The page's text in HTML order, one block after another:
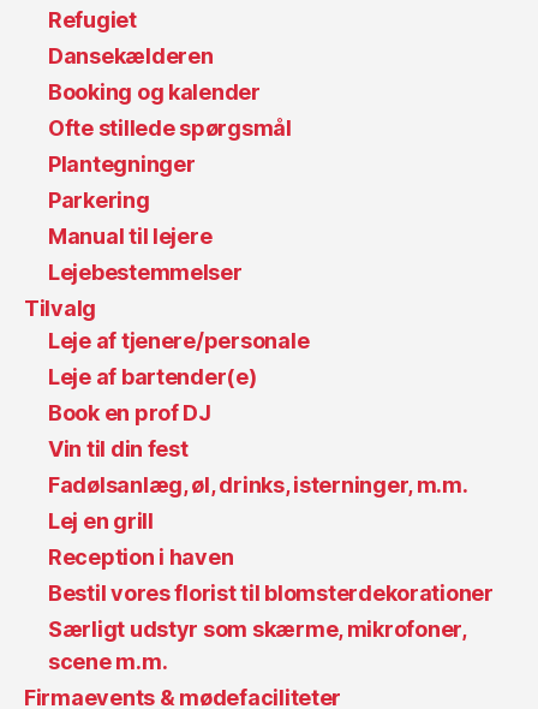
Refugiet
Dansekælderen
Booking og kalender
Ofte stillede spørgsmål
Plantegninger
Parkering
Manual til lejere
Lejebestemmelser
Tilvalg
Leje af tjenere/personale
Leje af bartender(e)
Book en prof DJ
Vin til din fest
Fadølsanlæg, øl, drinks, isterninger, m.m.
Lej en grill
Reception i haven
Bestil vores florist til blomsterdekorationer
Særligt udstyr som skærme, mikrofoner,
scene m.m.
Firmaevents & mødefaciliteter